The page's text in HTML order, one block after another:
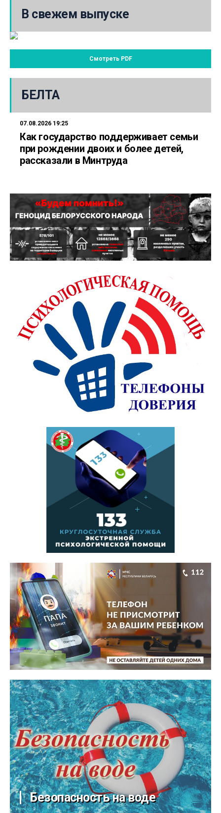
В свежем выпуске
Смотреть PDF
БЕЛТА
07.08.2026 19:25
Как государство поддерживает семьи
при рождении двоих и более детей,
рассказали в Минтруда
Безопасность на воде